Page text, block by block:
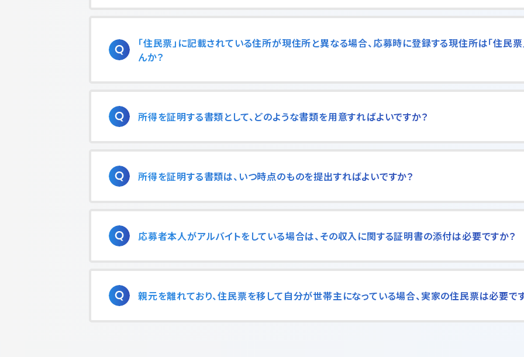
「住民票」に記載されている住所が現住所と異なる場合、応募時に登録する現住所は「住民
んか？
所得を証明する書類として、どのような書類を用意すればよいですか？
所得を証明する書類は、いつ時点のものを提出すればよいですか？
応募者本人がアルバイトをしている場合は、その収入に関する証明書の添付は必要ですか？
親元を離れており、住民票を移して自分が世帯主になっている場合、実家の住民票は必要で